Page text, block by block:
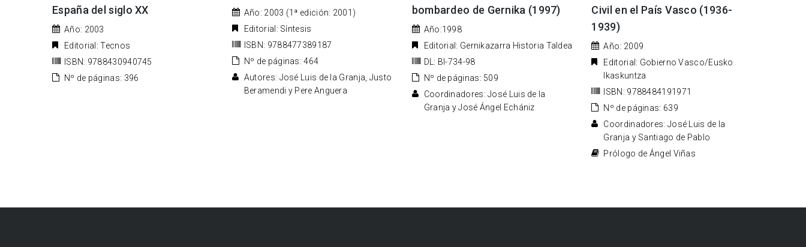
España del siglo XX
Año: 2003
Editorial: Tecnos
ISBN: 9788430940745
Nº de páginas: 396
Año: 2003 (1ª edición: 2001)
Editorial: Síntesis
ISBN: 9788477389187
Nº de páginas: 464
Autores: José Luis de la Granja, Justo
Beramendi y Pere Anguera
bombardeo de Gernika (1997)
Año:1998
Editorial: Gernikazarra Historia Taldea
DL: BI-734-98
Nº de páginas: 509
Coordinadores: José Luis de la
Granja y José Ángel Echániz
Civil en el País Vasco (1936-
1939)
Año: 2009
Editorial: Gobierno Vasco/Eusko
Ikaskuntza
ISBN: 9788484191971
Nº de páginas: 639
Coordinadores: José Luis de la
Granja y Santiago de Pablo
Prólogo de Ángel Viñas